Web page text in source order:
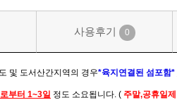
사용후기 0
및 도서산간지역의 경우*육지연결된 섬포함*
부터 1~3일 정도 소요됩니다. ( 주말,공휴일제